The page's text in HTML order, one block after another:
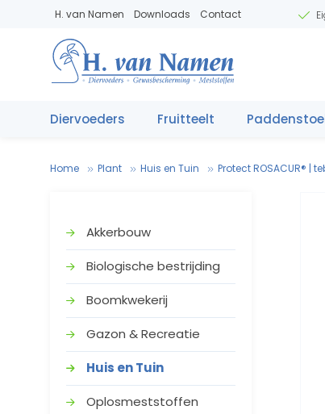
V
.
Ve
H. van Namen Downloads Contact
Diervoeders Fruitteelt
Home Plant Huis en Tuin Protect ROSACUR® |
Akkerbouw
Biologische bestrijding
Boomkwekerij
Gazon & Recreatie
Huis en Tuin
Oplosmeststoffen